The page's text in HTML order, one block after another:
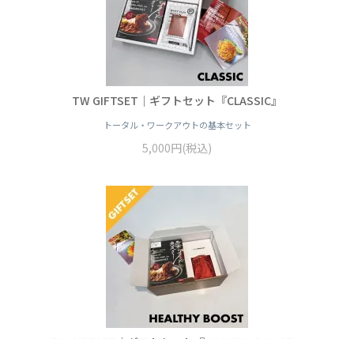
TW GIFTSET｜ギフトセット『CLASSIC』
トータル・ワークアウトの基本セット
5,000円(税込)